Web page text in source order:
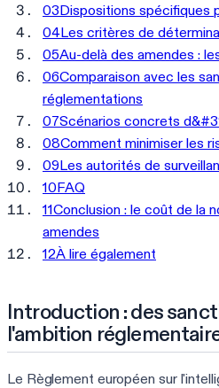
03Dispositions spécifiques
04Les critères de
05Au-delà des amendes :
06Comparaison avec les
réglementations
07Scénarios concrets
08Comment minimiser les
09Les autorités de
10FAQ
11Conclusion : le coût de la
amendes
12À lire également
Introduction : des
l'ambition
Le Règlement européen sur